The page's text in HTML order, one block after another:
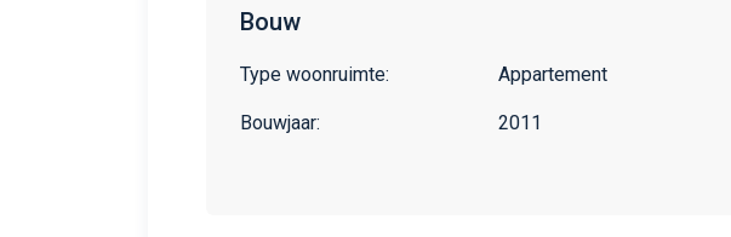
Bouw
Type woonruimte: Appartement
Bouwjaar: 2011